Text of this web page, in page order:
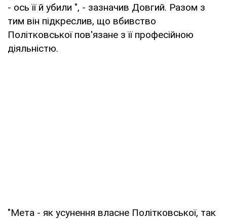
- ось її й убили ", - зазначив Довгий. Разом з
тим він підкреслив, що вбивство
Політковської пов'язане з її професійною
діяльністю.
"Мета - як усунення власне Політковської, так